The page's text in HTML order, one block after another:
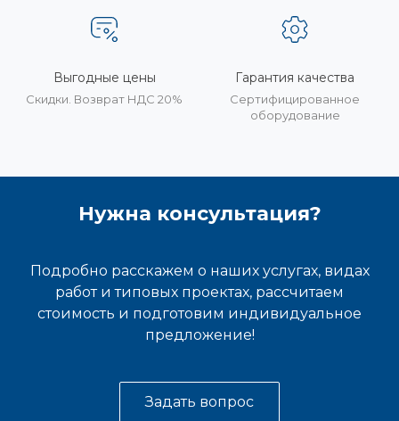
Выгодные цены
Скидки. Возврат НДС 20%
Гарантия качества
Сертифицированное
оборудование
Нужна консультация?
Подробно расскажем о наших услугах, видах
работ и типовых проектах, рассчитаем
стоимость и подготовим индивидуальное
предложение!
Задать вопрос